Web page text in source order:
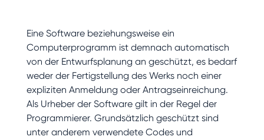
Eine Software beziehungsweise ein
Computerprogramm ist demnach automatisch
von der Entwurfsplanung an geschützt, es bedarf
weder der Fertigstellung des Werks noch einer
expliziten Anmeldung oder Antragseinreichung.
Als Urheber der Software gilt in der Regel der
Programmierer. Grundsätzlich geschützt sind
unter anderem verwendete Codes und